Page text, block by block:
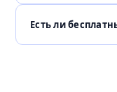
Есть ли